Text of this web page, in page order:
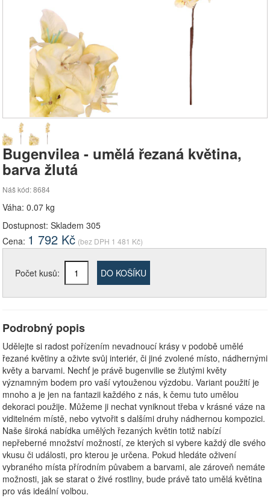
Bugenvilea - umělá řezaná květina,
barva žlutá
Náš kód: 8684
Váha: 0.07 kg
Dostupnost: Skladem 305
Cena: 1 792 Kč (bez DPH 1 481 Kč)
Počet kusů: DO KOŠÍKU
Podrobný popis
Udělejte si radost pořízením nevadnoucí krásy v podobě umělé
řezané květiny a oživte svůj interiér, či jiné zvolené místo, nádhernými
květy a barvami. Nechť je právě bugenvilie se žlutými květy
významným bodem pro vaší vytouženou výzdobu. Variant použití je
mnoho a je jen na fantazii každého z nás, k čemu tuto umělou
dekoraci použije. Můžeme ji nechat vyniknout třeba v krásné váze na
viditelném místě, nebo vytvořit s dalšími druhy nádhernou kompozici.
Naše široká nabídka umělých řezaných květin totiž nabízí
nepřeberné množství možností, ze kterých si vybere každý dle svého
vkusu či události, pro kterou je určena. Pokud hledáte oživení
vybraného místa přírodním půvabem a barvami, ale zároveň nemáte
možnosti, jak se starat o živé rostliny, bude právě tato umělá květina
pro vás ideální volbou.